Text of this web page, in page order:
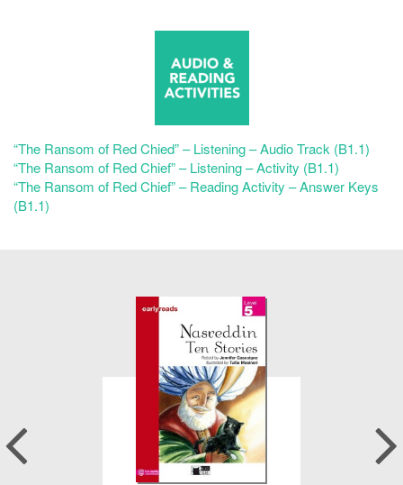
“The Ransom of Red Chied” – Listening – Audio Track (B1.1)
“The Ransom of Red Chief” – Listening – Activity (B1.1)
“The Ransom of Red Chief” – Reading Activity – Answer Keys
(B1.1)
Previous